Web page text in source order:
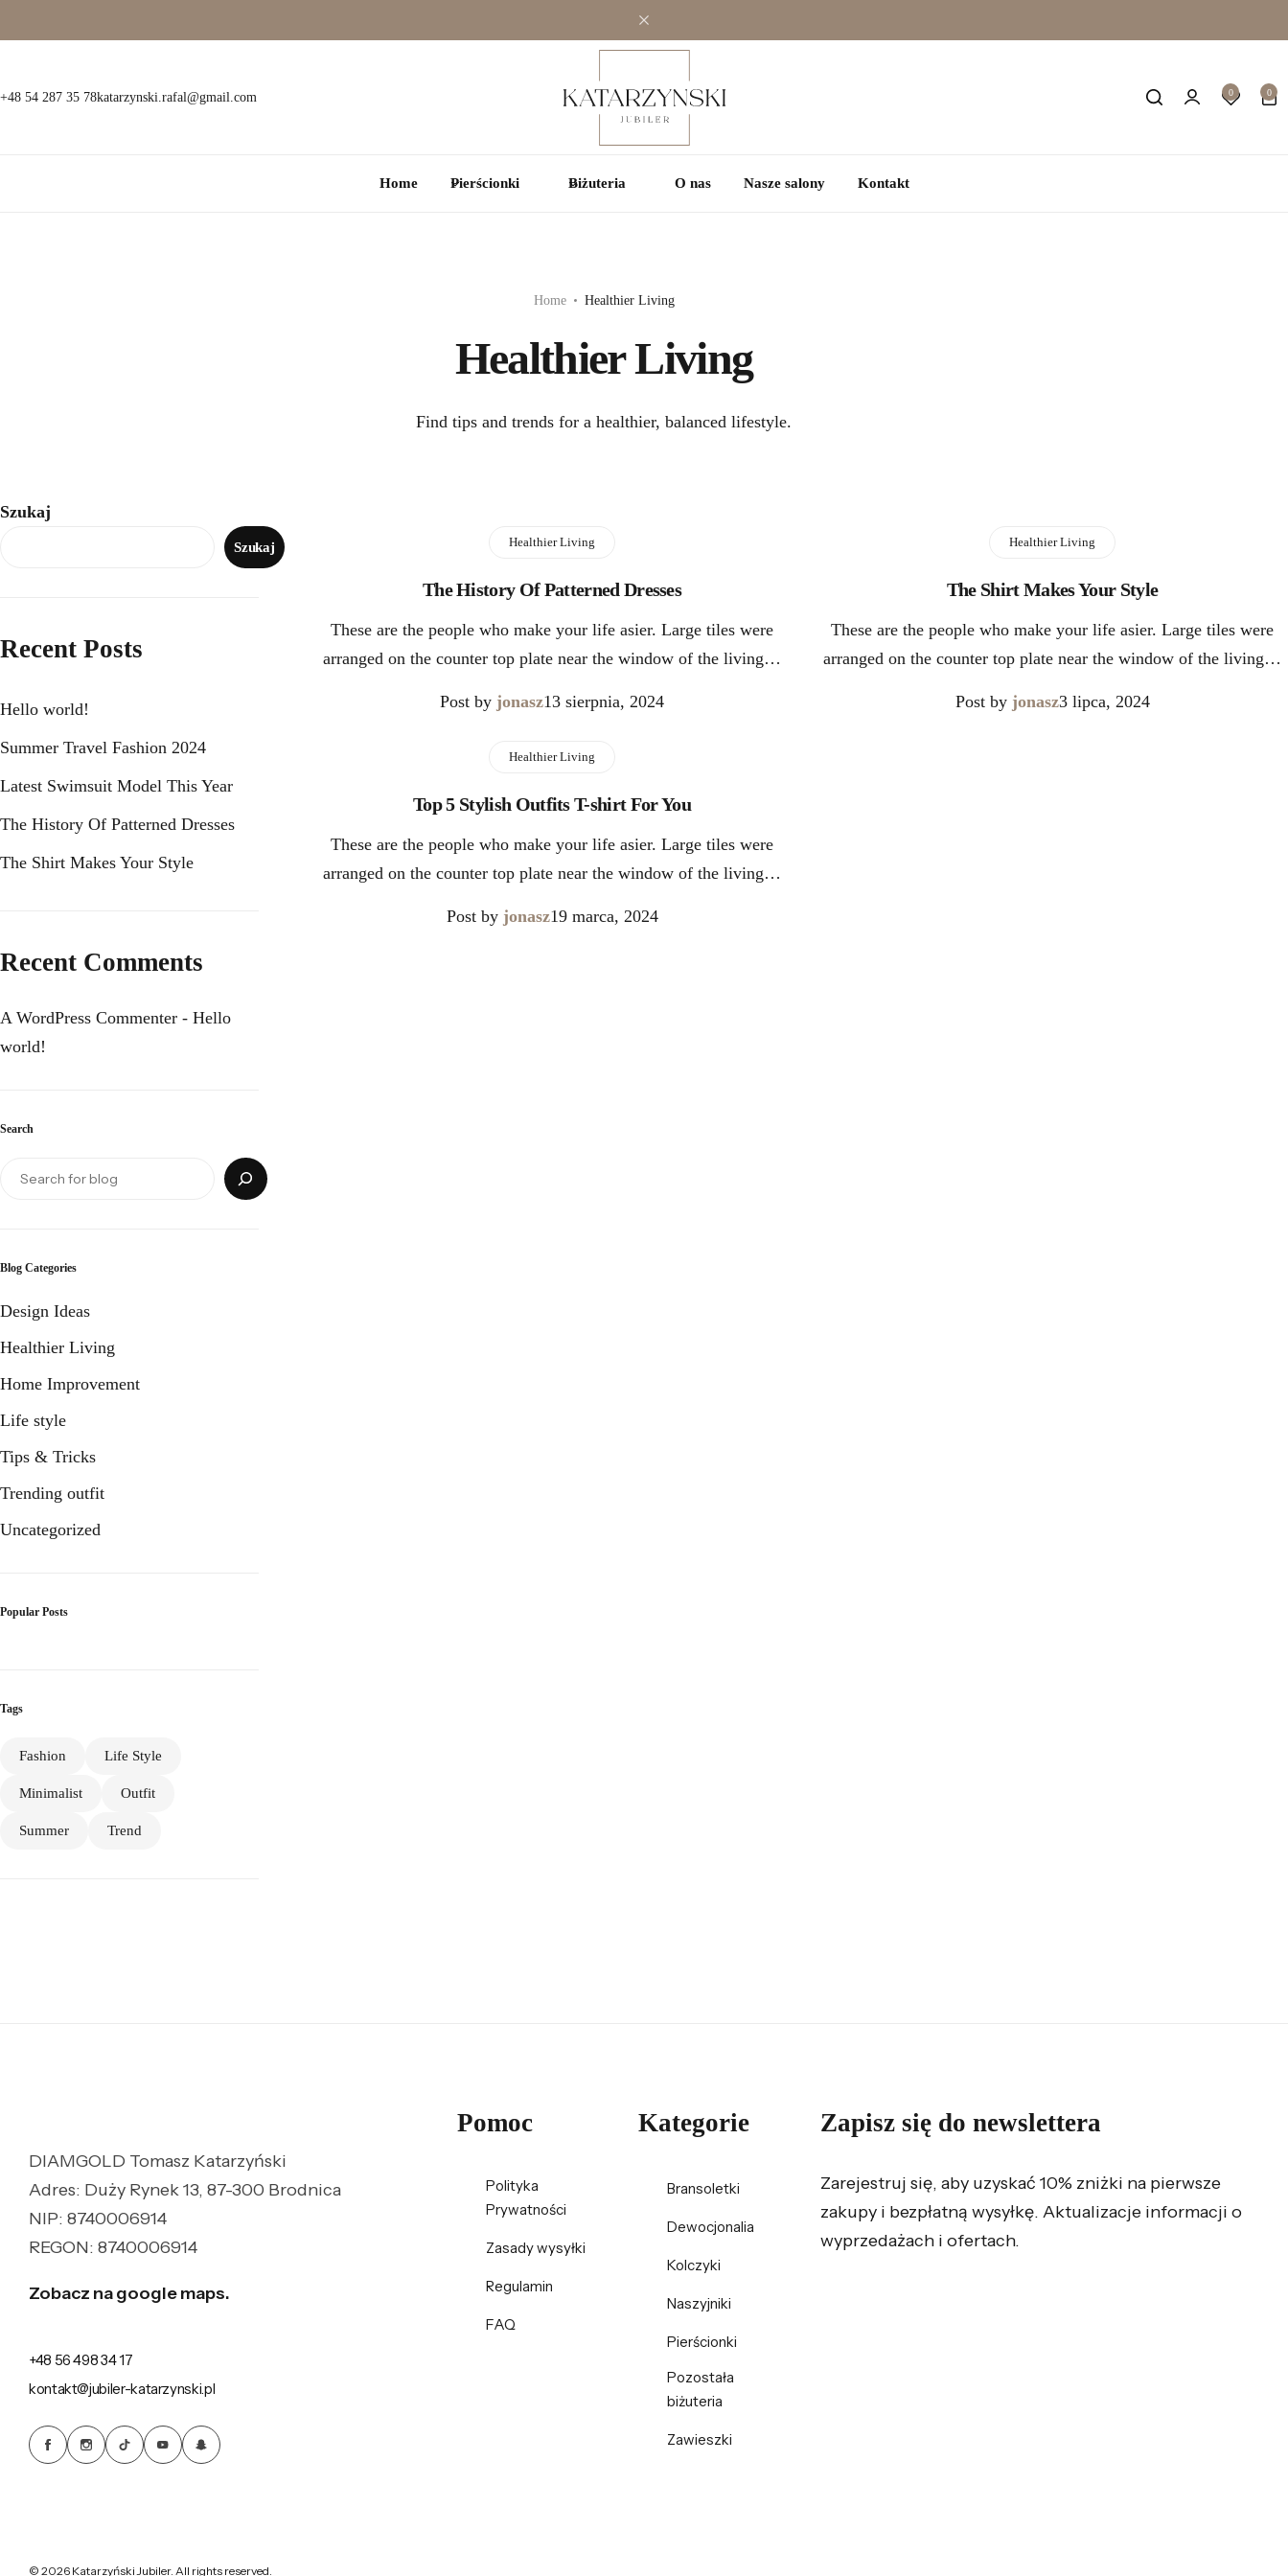
+48 54 287 35 78katarzynski.rafal@gmail.com 0 0
Home Pierścionki Biżuteria O nas Nasze salony Kontakt
Home Healthier Living
Healthier Living
Find tips and trends for a healthier, balanced lifestyle.
Healthier Living
The History Of Patterned Dresses
These are the people who make your life asier. Large tiles were
arranged on the counter top plate near the window of the living…
Post by jonasz13 sierpnia, 2024
Healthier Living
The Shirt Makes Your Style
These are the people who make your life asier. Large tiles were
arranged on the counter top plate near the window of the living…
Post by jonasz3 lipca, 2024
Healthier Living
Top 5 Stylish Outfits T-shirt For You
These are the people who make your life asier. Large tiles were
arranged on the counter top plate near the window of the living…
Post by jonasz19 marca, 2024
Szukaj
Szukaj
Recent Posts
Hello world!
Summer Travel Fashion 2024
Latest Swimsuit Model This Year
The History Of Patterned Dresses
The Shirt Makes Your Style
Recent Comments
A WordPress Commenter - Hello
world!
Search
Blog Categories
Design Ideas
Healthier Living
Home Improvement
Life style
Tips & Tricks
Trending outfit
Uncategorized
Popular Posts
Tags
Fashion Life Style
Minimalist Outfit
Summer Trend
DIAMGOLD Tomasz Katarzyński
Adres: Duży Rynek 13, 87-300 Brodnica
NIP: 8740006914
REGON: 8740006914
Zobacz na google maps.
+48 56 498 34 17
kontakt@jubiler-katarzynski.pl
Pomoc
Polityka
Prywatności
Zasady wysyłki
Regulamin
FAQ
Kategorie
Bransoletki
Dewocjonalia
Kolczyki
Naszyjniki
Pierścionki
Pozostała
biżuteria
Zawieszki
Zapisz się do newslettera
Zarejestruj się, aby uzyskać 10% zniżki na pierwsze
zakupy i bezpłatną wysyłkę. Aktualizacje informacji o
wyprzedażach i ofertach.
© 2026 Katarzyński Jubiler. All rights reserved.